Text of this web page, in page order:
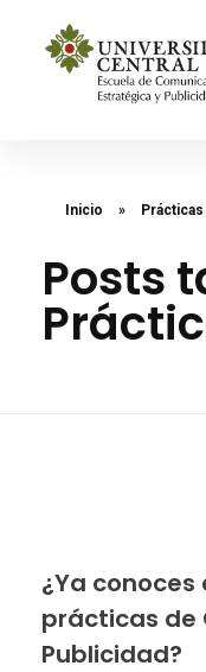
Inicio » Prácticas
Posts
¿Ya
prácticas de
Publicidad?